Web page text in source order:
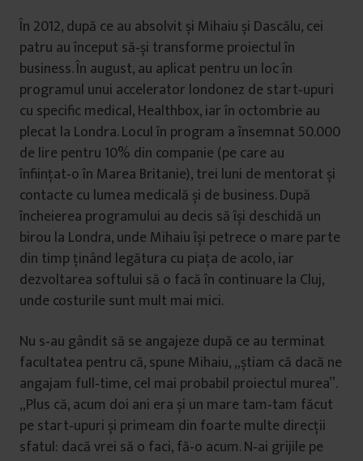
În 2012, după ce au absolvit și Mihaiu și Dascălu, cei
patru au început să‑și transforme proiectul în
business. În august, au aplicat pentru un loc în
programul unui accelerator londonez de start‑upuri
cu specific medical, Healthbox, iar în octombrie au
plecat la Londra. Locul în program a însemnat 50.000
de lire pentru 10% din companie (pe care au
înființat‑o în Marea Britanie), trei luni de mentorat și
contacte cu lumea medicală și de business. După
încheierea programului au decis să își deschidă un
birou la Londra, unde Mihaiu își petrece o mare parte
din timp ținând legătura cu piața de acolo, iar
dezvoltarea softului să o facă în continuare la Cluj,
unde costurile sunt mult mai mici.
Nu s‑au gândit să se angajeze după ce au terminat
facultatea pentru că, spune Mihaiu, „știam că dacă ne
angajam full‑time, cel mai probabil proiectul murea”.
„Plus că, acum doi ani era și un mare tam‑tam făcut
pe start‑upuri și primeam din foarte multe direcții
sfatul: dacă vrei să o faci, fă‑o acum. N‑ai grijile pe